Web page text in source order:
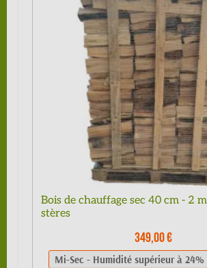
Bois de chauffage sec 40 cm - 2
stères
349,00 €
Mi-Sec - Humidité supérieur à 24%